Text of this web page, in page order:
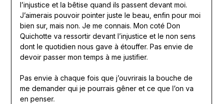
l’injustice et la bêtise quand ils passent devant moi.
J’aimerais pouvoir pointer juste le beau, enfin pour moi
bien sur, mais non. Je me connais. Mon coté Don
Quichotte va ressortir devant l’injustice et le non sens
dont le quotidien nous gave à étouffer. Pas envie de
devoir passer mon temps à me justifier.
Pas envie à chaque fois que j’ouvrirais la bouche de
me demander qui je pourrais gêner et ce que l’on va
en penser.